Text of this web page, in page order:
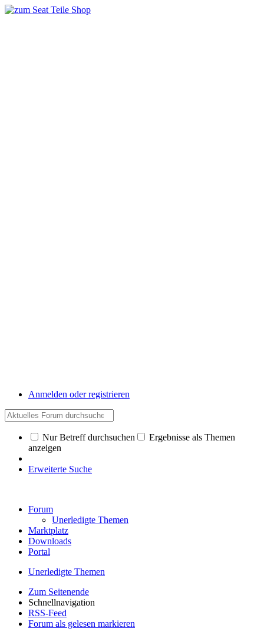
Anmelden oder registrieren
Nur Betreff durchsuchen
Ergebnisse als Themen
anzeigen
Erweiterte Suche
Forum
Unerledigte Themen
Marktplatz
Downloads
Portal
Unerledigte Themen
Zum Seitenende
Schnellnavigation
RSS-Feed
Forum als gelesen markieren